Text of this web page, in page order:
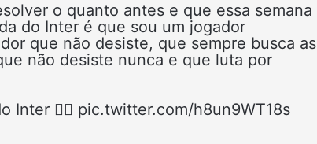
o quanto antes e que essa semana
do Inter é que sou um jogador
que não desiste, que sempre busca as
não desiste nunca e que luta por
👇🏻 pic.twitter.com/h8un9WT18s